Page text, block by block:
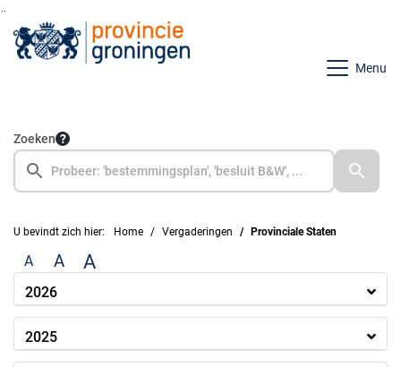
Ga naar de inhoud van deze pagina
Ga naar het zoeken
Ga naar het menu
Menu
Zoeken
U bevindt zich hier: Home Vergaderingen Provinciale Staten
A A A
2026
2025